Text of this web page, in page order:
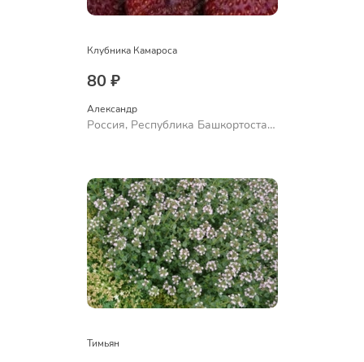
Клубника Камароса
80 ₽
Александр
Россия, Республика Башкортостан,
Тимьян